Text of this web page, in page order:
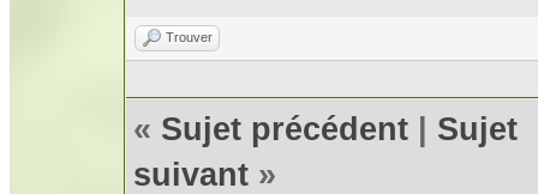
Trouver
« Sujet précédent | Sujet
suivant »